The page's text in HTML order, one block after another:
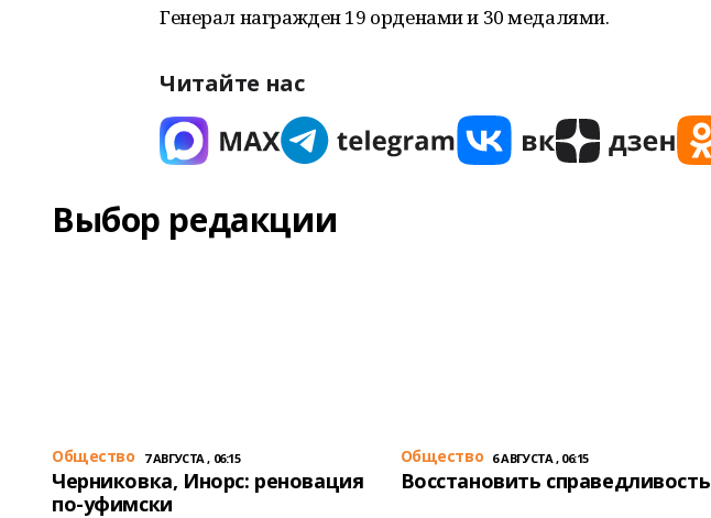
Генерал награжден 19 орденами и 30 медалями.
Читайте нас
Выбор редакции
Общество 7 АВГУСТА , 06:15
Черниковка, Инорс: реновация
по-уфимски
Общество 6 АВГУСТА , 06:15
Восстановить справедливость